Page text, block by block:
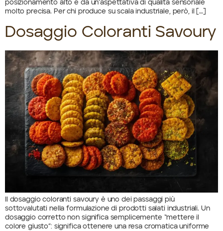
posizionamento alto e da un’aspettativa di qualità sensoriale
molto precisa. Per chi produce su scala industriale, però, il […]
Dosaggio Coloranti Savoury
Il dosaggio coloranti savoury è uno dei passaggi più
sottovalutati nella formulazione di prodotti salati industriali. Un
dosaggio corretto non significa semplicemente “mettere il
colore giusto”: significa ottenere una resa cromatica uniforme